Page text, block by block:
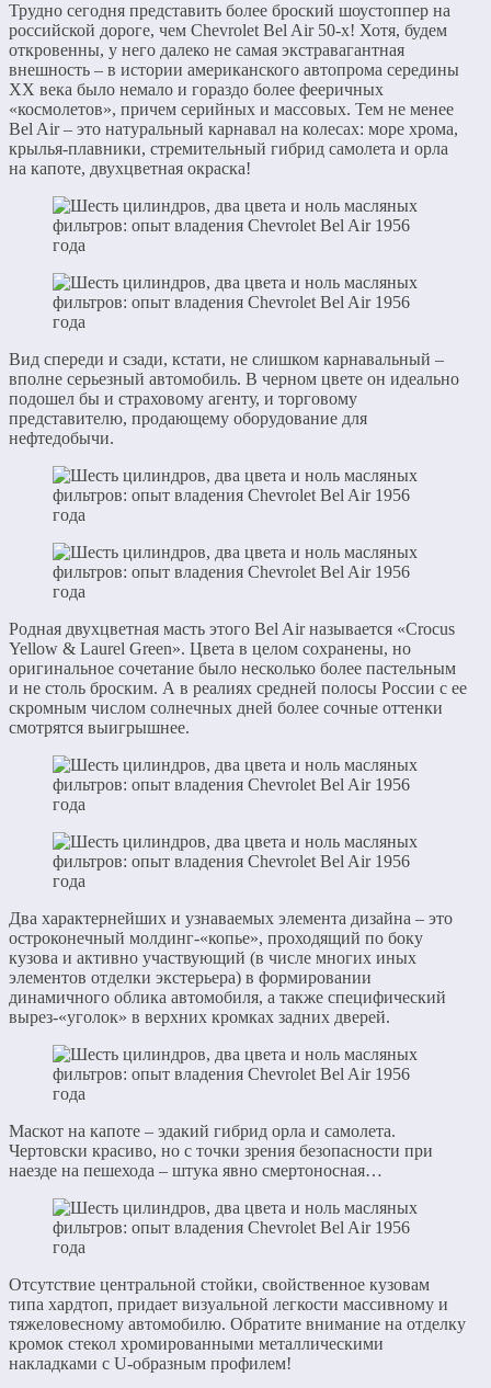
Трудно сегодня представить более броский шоустоппер на
российской дороге, чем Chevrolet Bel Air 50-х! Хотя, будем
откровенны, у него далеко не самая экстравагантная
внешность – в истории американского автопрома середины
ХХ века было немало и гораздо более фееричных
«космолетов», причем серийных и массовых. Тем не менее
Bel Air – это натуральный карнавал на колесах: море хрома,
крылья-плавники, стремительный гибрид самолета и орла
на капоте, двухцветная окраска!
Вид спереди и сзади, кстати, не слишком карнавальный –
вполне серьезный автомобиль. В черном цвете он идеально
подошел бы и страховому агенту, и торговому
представителю, продающему оборудование для
нефтедобычи.
Родная двухцветная масть этого Bel Air называется «Crocus
Yellow & Laurel Green». Цвета в целом сохранены, но
оригинальное сочетание было несколько более пастельным
и не столь броским. А в реалиях средней полосы России с ее
скромным числом солнечных дней более сочные оттенки
смотрятся выигрышнее.
Два характернейших и узнаваемых элемента дизайна – это
остроконечный молдинг-«копье», проходящий по боку
кузова и активно участвующий (в числе многих иных
элементов отделки экстерьера) в формировании
динамичного облика автомобиля, а также специфический
вырез-«уголок» в верхних кромках задних дверей.
Маскот на капоте – эдакий гибрид орла и самолета.
Чертовски красиво, но с точки зрения безопасности при
наезде на пешехода – штука явно смертоносная…
Отсутствие центральной стойки, свойственное кузовам
типа хардтоп, придает визуальной легкости массивному и
тяжеловесному автомобилю. Обратите внимание на отделку
кромок стекол хромированными металлическими
накладками с U-образным профилем!